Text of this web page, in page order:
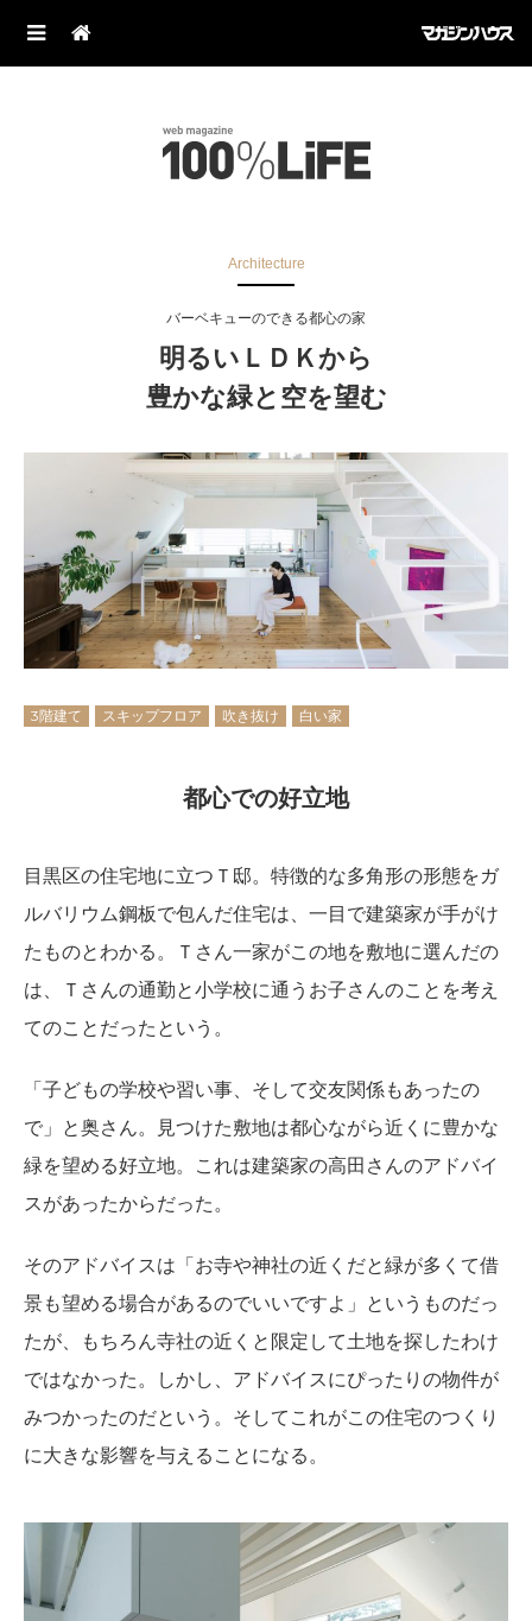
Architecture
バーベキューのできる都心の家
明るいＬＤＫから
豊かな緑と空を望む
3階建て スキップフロア 吹き抜け 白い家
都心での好立地
目黒区の住宅地に立つＴ邸。特徴的な多角形の形態をガ
ルバリウム鋼板で包んだ住宅は、一目で建築家が手がけ
たものとわかる。Ｔさん一家がこの地を敷地に選んだの
は、Ｔさんの通勤と小学校に通うお子さんのことを考え
てのことだったという。
「子どもの学校や習い事、そして交友関係もあったの
で」と奥さん。見つけた敷地は都心ながら近くに豊かな
緑を望める好立地。これは建築家の高田さんのアドバイ
スがあったからだった。
そのアドバイスは「お寺や神社の近くだと緑が多くて借
景も望める場合があるのでいいですよ」というものだっ
たが、もちろん寺社の近くと限定して土地を探したわけ
ではなかった。しかし、アドバイスにぴったりの物件が
みつかったのだという。そしてこれがこの住宅のつくり
に大きな影響を与えることになる。